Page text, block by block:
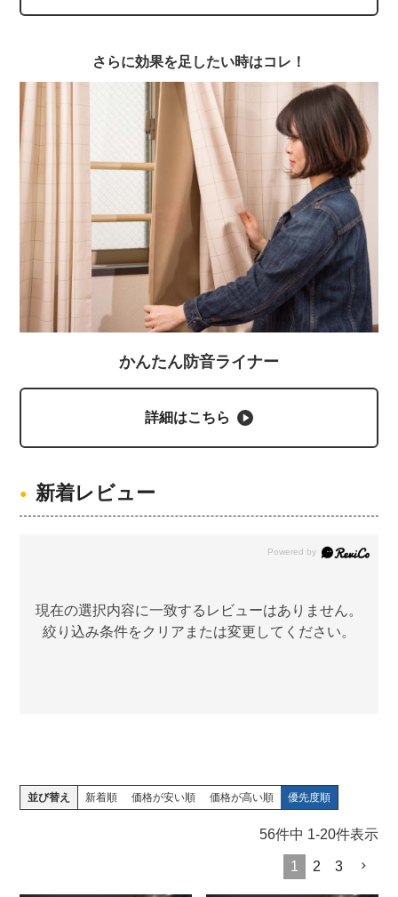
さらに効果を足したい時はコレ！
かんたん防音ライナー
詳細はこちら
新着レビュー
現在の選択内容に一致するレビューはありません。
絞り込み条件をクリアまたは変更してください。
並び替え 新着順 価格が安い順 価格が高い順 優先度順
56件中 1-20件表示
1 2 3